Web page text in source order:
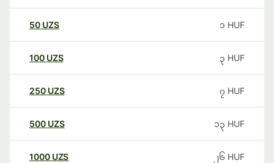
50 UZS ၁ HUF
100 UZS ၃ HUF
250 UZS ၇ HUF
500 UZS ၁၃ HUF
1000 UZS ၂၆ HUF